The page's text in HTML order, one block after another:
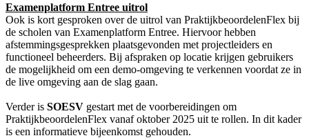
Examenplatform Entree uitrol
Ook is kort gesproken over de uitrol van PraktijkbeoordelenFlex bij
de scholen van Examenplatform Entree. Hiervoor hebben
afstemmingsgesprekken plaatsgevonden met projectleiders en
functioneel beheerders. Bij afspraken op locatie krijgen gebruikers
de mogelijkheid om een demo-omgeving te verkennen voordat ze in
de live omgeving aan de slag gaan.
Verder is SOESV gestart met de voorbereidingen om
PraktijkbeoordelenFlex vanaf oktober 2025 uit te rollen. In dit kader
is een informatieve bijeenkomst gehouden.